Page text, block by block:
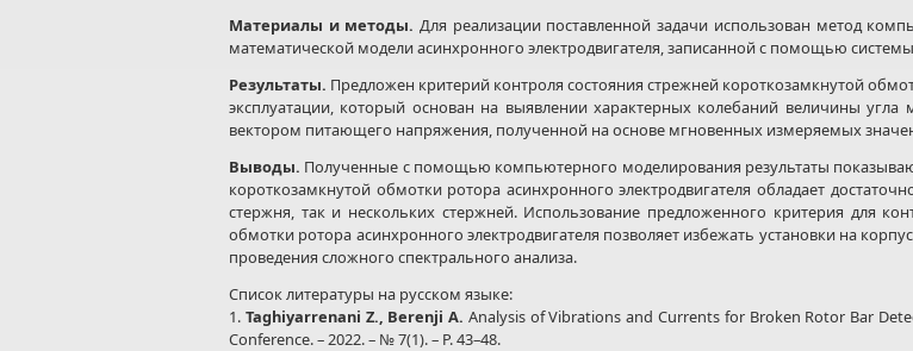
Материалы и методы. Для реализации поставленной задачи использован метод
математической модели асинхронного электродвигателя, записанной с помощью
Результаты. Предложен критерий контроля состояния стрежней короткозамкнутой
эксплуатации, который основан на выявлении характерных колебаний величины
вектором питающего напряжения, полученной на основе мгновенных измеряемых
Выводы. Полученные с помощью компьютерного моделирования результаты
короткозамкнутой обмотки ротора асинхронного электродвигателя обладает
стержня, так и нескольких стержней. Использование предложенного критерия для
обмотки ротора асинхронного электродвигателя позволяет избежать установки на
проведения сложного спектрального анализа.
Список литературы на русском языке:
1. Taghiyarrenani Z., Berenji A. Analysis of Vibrations and Currents for Broken Rotor Bar
Conference. – 2022. – № 7(1). – P. 43–48.